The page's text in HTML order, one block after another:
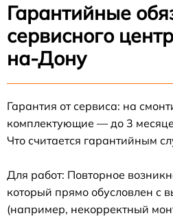
Гарантийные
сервисного
на-Дону
Гарантия от сервиса: на
комплектующие — до 3
Что считается гарантийным
Для работ: Повторное
который прямо обусловлен с
(например, некорректный